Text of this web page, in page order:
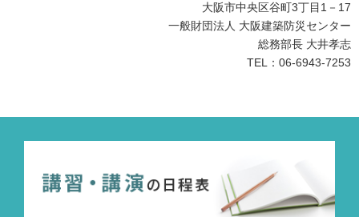
大阪市中央区谷町3丁目1－17
一般財団法人 大阪建築防災センター
総務部長 大井孝志
TEL：06‐6943‐7253